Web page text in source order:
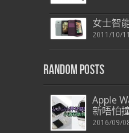
女士智
2011/10/11
Random Posts
Apple
新唔怕
2016/09/